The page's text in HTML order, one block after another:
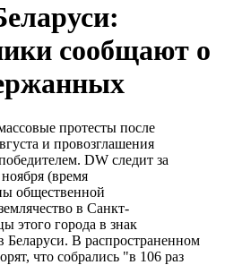
сообщают о
протесты после
и провозглашения
DW следит за
(время
общественной
в Санкт-
этого города в знак
В распространенном
что собрались "в 106 раз